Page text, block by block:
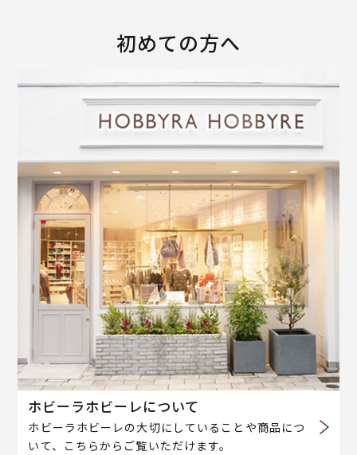
初めての方へ
ホビーラホビーレについて
ホビーラホビーレの大切にしていることや商品につ
いて、こちらからご覧いただけます。